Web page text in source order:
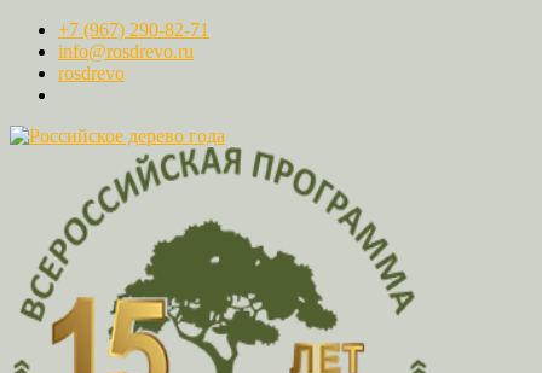
+7 (967) 290-82-71
info@rosdrevo.ru
rosdrevo